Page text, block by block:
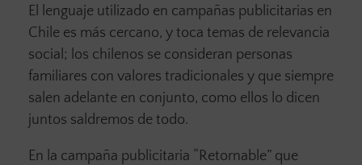
El lenguaje utilizado en campañas publicitarias en
Chile es más cercano, y toca temas de relevancia
social; los chilenos se consideran personas
familiares con valores tradicionales y que siempre
salen adelante en conjunto, como ellos lo dicen
juntos saldremos de todo.
En la campaña publicitaria “Retornable” que